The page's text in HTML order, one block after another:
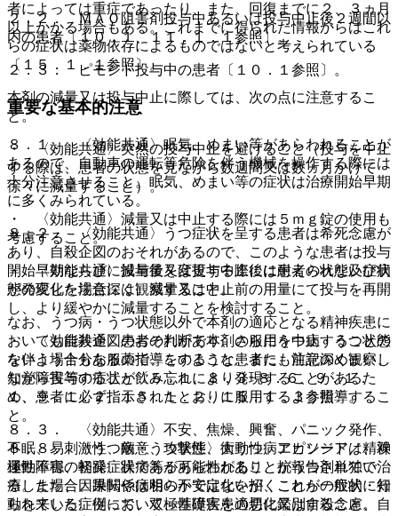
者によっては重症であったり、また、回復までに２、３ヵ月
以上かかる場合もある。これまでに得られた情報からはこれ
らの症状は薬物依存によるものではないと考えられている
〔１５．１．１参照〕。
本剤の減量又は投与中止に際しては、次の点に注意するこ
と。
・ 〈効能共通〉突然の投与中止を避けること（投与を中止
する際は、患者の状態を見ながら数週間又は数ヵ月かけて
徐々に減量すること）。
・ 〈効能共通〉減量又は中止する際には５ｍｇ錠の使用も
考慮すること。
・ 〈効能共通〉減量後又は投与中止後に耐えられない症状
が発現した場合には、減量又は中止前の用量にて投与を再開
し、より緩やかに減量することを検討すること。
・ 〈効能共通〉患者の判断で本剤の服用を中止することの
ないよう十分な服薬指導をすること。また、前記のめまい、
知覚障害等の症状が飲み忘れにより発現することがあるた
め、患者に必ず指示されたとおりに服用するよう指導するこ
と。
８．８． 〈うつ病・うつ状態〉大うつ病エピソードは、双
極性障害の初発症状である可能性があり、抗うつ剤単独で治
療した場合、躁転や病相の不安定化を招くことが一般的に知
られている。従って、双極性障害を適切に鑑別すること。
２．２． ＭＡＯ阻害剤投与中あるいは投与中止後２週間以
内の患者〔１０．１、１１．１．１参照〕。
２．３． ピモジド投与中の患者〔１０．１参照〕。
重要な基本的注意
８．１． 〈効能共通〉眠気、めまい等があらわれることが
あるので、自動車の運転等危険を伴う機械を操作する際には
十分注意させること。眠気、めまい等の症状は治療開始早期
に多くみられている。
８．２． 〈効能共通〉うつ症状を呈する患者は希死念慮が
あり、自殺企図のおそれがあるので、このような患者は投与
開始早期ならびに投与量を変更する際には患者の状態及び病
態の変化を注意深く観察すること。
なお、うつ病・うつ状態以外で本剤の適応となる精神疾患に
おいても自殺企図のおそれがあり、さらにうつ病・うつ状態
を伴う場合もあるので、このような患者にも注意深く観察し
ながら投与すること〔５．１、８．３−８．６、９．１．
１、９．１．２、１５．１．２、１５．１．３参照〕。
８．３． 〈効能共通〉不安、焦燥、興奮、パニック発作、
不眠、易刺激性、敵意、攻撃性、衝動性、アカシジア／精神
運動不穏、軽躁、躁病等があらわれることが報告されてい
る。また、因果関係は明らかではないが、これらの症状・行
動を来した症例において、基礎疾患の悪化又は自殺念慮、自